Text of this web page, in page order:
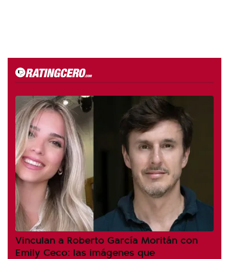
Vinculan a Roberto García Moritán con
Emily Ceco: las imágenes que